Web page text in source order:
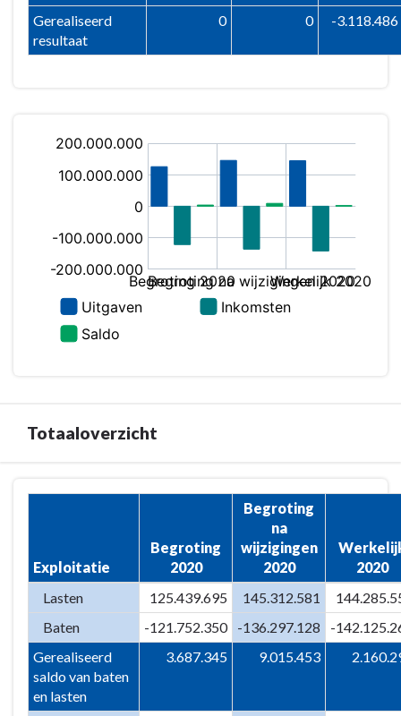
Gerealiseerd
resultaat
0 0 -3.118.486
Totaaloverzicht
Overzicht
baten
lasten
Totaaloverzicht
Exploitatie
Begroting
2020
Begroting
na
wijzigingen
2020
2020
Lasten
125.439.695 145.312.581
Baten
-121.752.350 -136.297.128
-
Gerealiseerd
saldo van baten
en lasten
3.687.345 9.015.453